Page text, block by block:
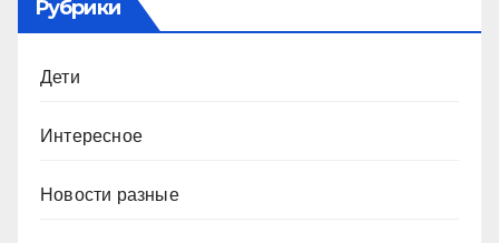
Рубрики
Дети
Интересное
Новости разные